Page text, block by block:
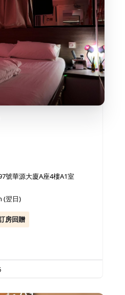
號華源大廈A座4樓A1室
(翌日)
房回贈